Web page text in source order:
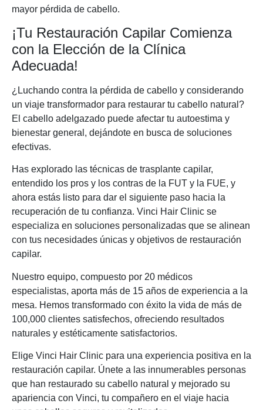
mayor pérdida de cabello.
¡Tu Restauración Capilar Comienza
con la Elección de la Clínica
Adecuada!
¿Luchando contra la pérdida de cabello y considerando
un viaje transformador para restaurar tu cabello natural?
El cabello adelgazado puede afectar tu autoestima y
bienestar general, dejándote en busca de soluciones
efectivas.
Has explorado las técnicas de trasplante capilar,
entendido los pros y los contras de la FUT y la FUE, y
ahora estás listo para dar el siguiente paso hacia la
recuperación de tu confianza. Vinci Hair Clinic se
especializa en soluciones personalizadas que se alinean
con tus necesidades únicas y objetivos de restauración
capilar.
Nuestro equipo, compuesto por 20 médicos
especialistas, aporta más de 15 años de experiencia a la
mesa. Hemos transformado con éxito la vida de más de
100,000 clientes satisfechos, ofreciendo resultados
naturales y estéticamente satisfactorios.
Elige Vinci Hair Clinic para una experiencia positiva en la
restauración capilar. Únete a las innumerables personas
que han restaurado su cabello natural y mejorado su
apariencia con Vinci, tu compañero en el viaje hacia